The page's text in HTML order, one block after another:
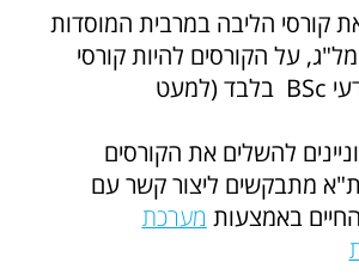
קורסי הליבה במרבית המוסדות
על הקורסים להיות קורסי
תואר ראשון מדעי BSc בלבד (למעט
להשלים את הקורסים
מתבקשים ליצור קשר עם
באמצעות מערכת